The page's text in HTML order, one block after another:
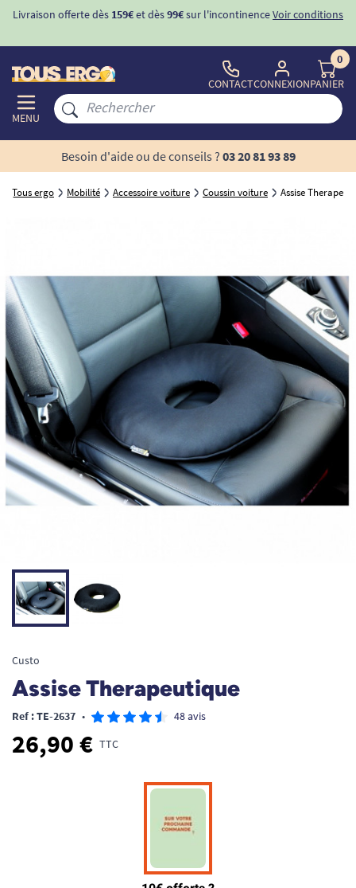
Livraison offerte dès 159€et dès99€sur l'incontinenceVoir conditions
MENU
CONTACTCONNEXION
0
PANIER
Besoin d'aide ou de conseils ? 03 20 81 93 89
Tous ergo Mobilité Accessoire voiture Coussin voiture Assise
Custo
Assise Therapeutique
Ref : TE-2637 • 48 avis
26,90 € TTC